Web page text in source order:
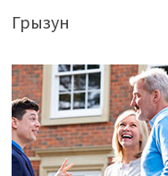
Грызун